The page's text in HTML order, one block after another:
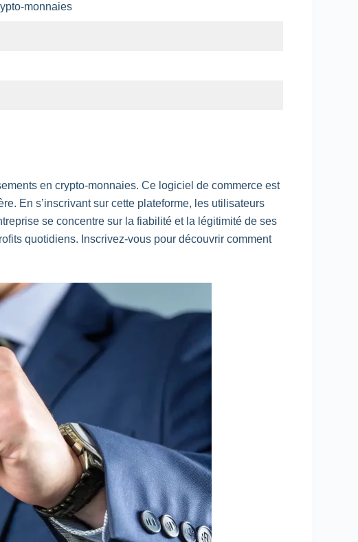
monnaies
en crypto-monnaies. Ce logiciel de commerce est
En s’inscrivant sur cette plateforme, les utilisateurs
se concentre sur la fiabilité et la légitimité de ses
quotidiens. Inscrivez-vous pour découvrir comment